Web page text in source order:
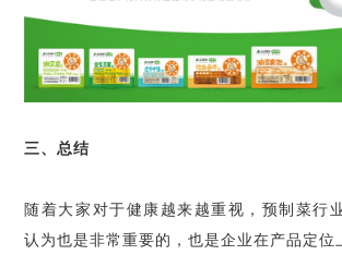
三、总结
随着大家对于健康越来越重视，预制菜行
认为也是非常重要的，也是企业在产品定位